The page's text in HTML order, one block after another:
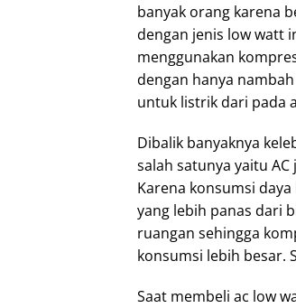
banyak orang karena
dengan jenis low watt
menggunakan
dengan hanya
untuk listrik dari pada
Dibalik banyaknya
salah satunya yaitu
Karena konsumsi
yang lebih panas dari
ruangan sehingga
konsumsi lebih besar.
Saat membeli ac low